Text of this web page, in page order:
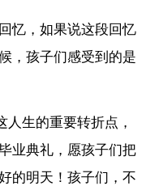
忆，如果说这段回忆
，孩子们感受到的是
人生的重要转折点，
业典礼，愿孩子们把
的明天！孩子们，不